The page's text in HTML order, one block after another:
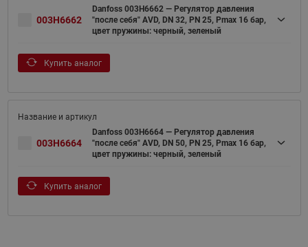
003H6662
Danfoss 003H6662 — Регулятор давления
"после себя" AVD, DN 32, PN 25, Рmax 16 бар,
цвет пружины: черный, зеленый
Купить аналог
003H6664
Danfoss 003H6664 — Регулятор давления
"после себя" AVD, DN 50, PN 25, Рmax 16 бар,
цвет пружины: черный, зеленый
Купить аналог